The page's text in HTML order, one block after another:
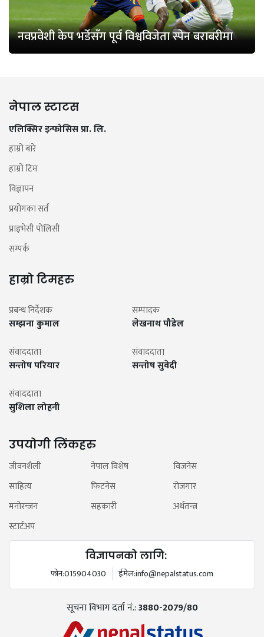
नवप्रवेशी केप भर्डेसँग पूर्व विश्वविजेता स्पेन बराबरीमा
नेपाल स्टाटस
एलिक्सिर इन्फोसिस प्रा. लि.
हाम्रो बारे
हाम्रो टिम
विज्ञापन
प्रयोगका सर्त
प्राइभेसी पोलिसी
सम्पर्क
हाम्रो टिमहरु
प्रबन्ध निर्देशक
सम्झना कुमाल
सम्पादक
लेखनाथ पौडेल
संवाददाता
सन्तोष परियार
संवाददाता
सन्तोष सुवेदी
संवाददाता
सुशिला लोहनी
उपयोगी लिंकहरु
जीवनशैली नेपाल विशेष
विजनेस
साहित्य
फिटनेस
रोजगार
मनोरन्जन
सहकारी
अर्थतन्त्र
स्टार्टअप
विज्ञापनको लागि:
फोन:015904030 ईमेल:info@nepalstatus.com
सूचना विभाग दर्ता नं.:3880-2079/80